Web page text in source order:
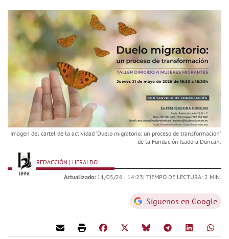
Imagen del cartel de la actividad 'Duelo migratorio: un proceso de transformación'
de la Fundación Isadora Duncan.
REDACCIÓN | HERALDO
Actualizado: 11/05/26 | 14:23| TIEMPO DE LECTURA: 2 MIN.
Síguenos en Google